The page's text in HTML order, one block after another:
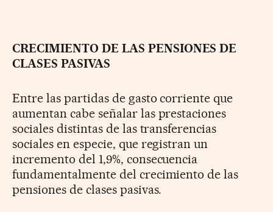
CRECIMIENTO DE LAS PENSIONES DE
CLASES PASIVAS
Entre las partidas de gasto corriente que
aumentan cabe señalar las prestaciones
sociales distintas de las transferencias
sociales en especie, que registran un
incremento del 1,9%, consecuencia
fundamentalmente del crecimiento de las
pensiones de clases pasivas.